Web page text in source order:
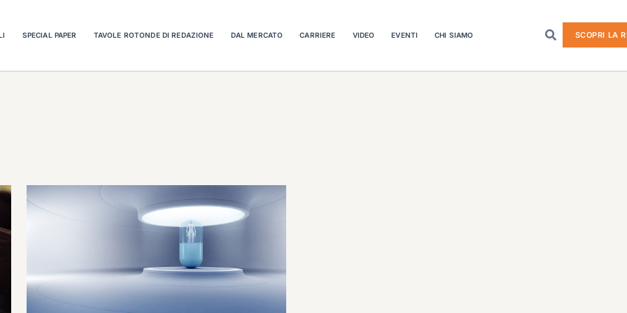
SPECIAL PAPER TAVOLE ROTONDE DI REDAZIONE DAL MERCATO CARRIERE VIDEO EVENTI CHI SIAMO SCOPRI LA